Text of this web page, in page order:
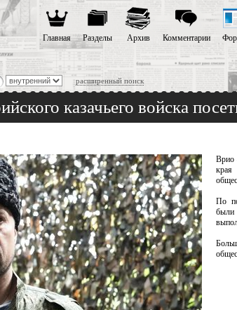
расширенный поиск
Главная Разделы Архив Комментарии
казачьего войска
Врио
края
По
были